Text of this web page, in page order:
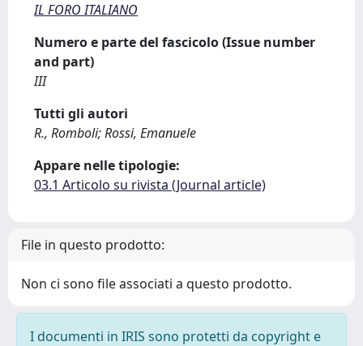
IL FORO ITALIANO
Numero e parte del fascicolo (Issue number
and part)
III
Tutti gli autori
R., Romboli; Rossi, Emanuele
Appare nelle tipologie:
03.1 Articolo su rivista (Journal article)
File in questo prodotto:
Non ci sono file associati a questo prodotto.
I documenti in IRIS sono protetti da copyright e